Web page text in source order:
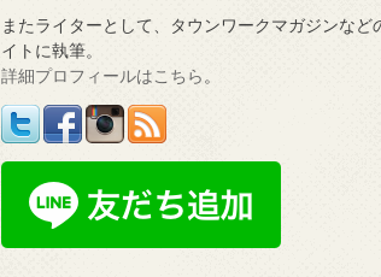
またライターとして、タウンワークマガジンなど
イトに執筆。
詳細プロフィールはこちら 。